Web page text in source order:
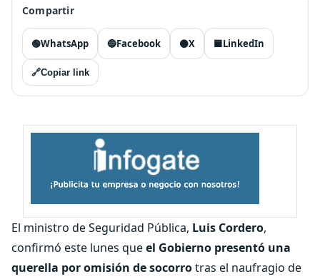
Compartir
🟢WhatsApp 🔵Facebook ⚫X 🟦LinkedIn
🔗Copiar link
El ministro de Seguridad Pública, Luis Cordero,
confirmó este lunes queel Gobierno presentó una
querella por omisión de socorrotras el naufragio de